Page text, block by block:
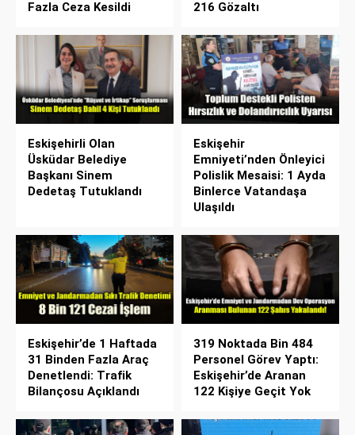
Fazla Ceza Kesildi
216 Gözaltı
Eskişehirli Olan
Üsküdar Belediye
Başkanı Sinem
Dedetaş Tutuklandı
Eskişehir
Emniyeti’nden Önleyici
Polislik Mesaisi: 1 Ayda
Binlerce Vatandaşa
Ulaşıldı
Eskişehir’de 1 Haftada
31 Binden Fazla Araç
Denetlendi: Trafik
Bilançosu Açıklandı
319 Noktada Bin 484
Personel Görev Yaptı:
Eskişehir’de Aranan
122 Kişiye Geçit Yok